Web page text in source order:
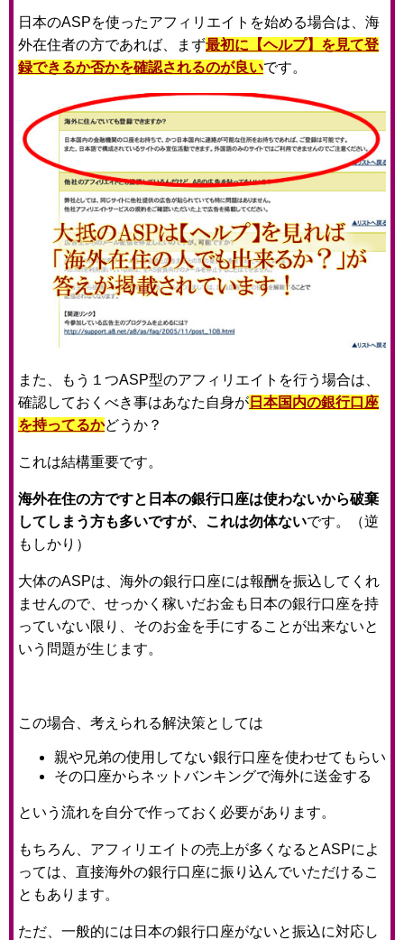
日本のASPを使ったアフィリエイトを始める場合は、海
外在住者の方であれば、まず最初に【ヘルプ】を見て登
録できるか否かを確認されるのが良いです。
また、もう１つASP型のアフィリエイトを行う場合は、
確認しておくべき事はあなた自身が 日本国内の銀行口座
を持ってるかどうか？
これは結構重要です。
海外在住の方ですと日本の銀行口座は使わないから破棄
してしまう方も多いですが、これは勿体ないです。（逆
もしかり）
大体のASPは、海外の銀行口座には報酬を振込してくれ
ませんので、せっかく稼いだお金も日本の銀行口座を持
っていない限り、そのお金を手にすることが出来ないと
いう問題が生じます。
この場合、考えられる解決策としては
親や兄弟の使用してない銀行口座を使わせてもらい
その口座からネットバンキングで海外に送金する
という流れを自分で作っておく必要があります。
もちろん、アフィリエイトの売上が多くなるとASPによ
っては、直接海外の銀行口座に振り込んでいただけるこ
ともあります。
ただ、一般的には日本の銀行口座がないと振込に対応し